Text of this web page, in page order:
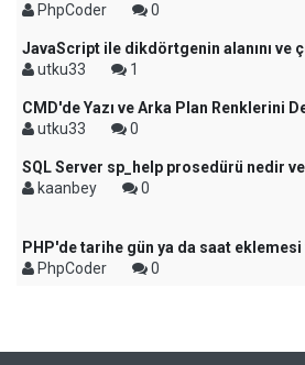
PhpCoder
0
JavaScript ile dikdörtgenin alanını ve
utku33
1
CMD'de Yazı ve Arka Plan Renklerini
utku33
0
SQL Server sp_help prosedürü nedir ve
kaanbey
0
PHP'de tarihe gün ya da saat
PhpCoder
0